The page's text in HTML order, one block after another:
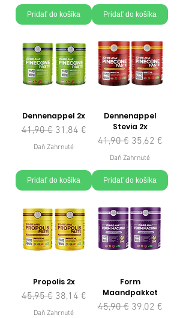
Pridať do košíka Pridať do košíka
Dennenappel 2x
Normálna cena
41,90 € Zľavnená cena
31,84 €
Daň Zahrnuté
Pridať do košíka
Dennenappel
Stevia 2x
Normálna cena
41,90 € Zľavnená cena
35,62 €
Daň Zahrnuté
Pridať do košíka
Propolis 2x
Normálna cena
45,95 € Zľavnená cena
38,14 €
Daň Zahrnuté
Form
Maandpakket
Normálna cena
45,90 € Zľavnená cena
39,02 €